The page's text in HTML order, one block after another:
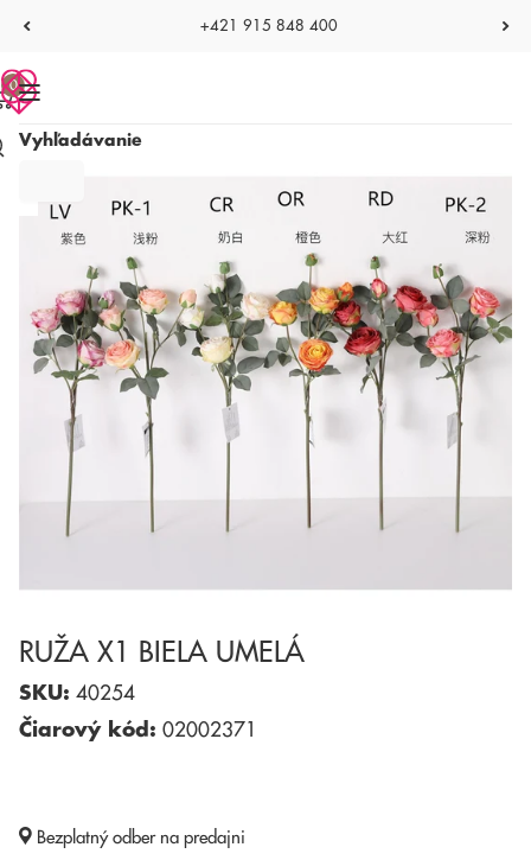
+421 915 848 400
Vyhľadávanie
0
RUŽA X1 BIELA UMELÁ
SKU: 40254
Čiarový kód: 02002371
Bezplatný odber na predajni